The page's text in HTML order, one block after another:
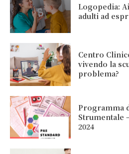
Logopedia:
adulti ad
Centro
vivendo la
problema?
Programma
Strumentale
2024